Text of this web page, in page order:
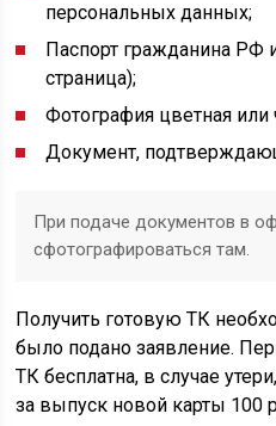
персональных данных;
Паспорт гражданина РФ
страница);
Фотография цветная или
Документ,
При подаче документов в
сфотографироваться там.
Получить готовую ТК
было подано заявление.
ТК бесплатна, в случае
за выпуск новой карты 100